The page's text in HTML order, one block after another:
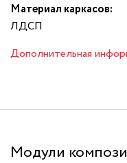
Материал каркасов:
ЛДСП
Дополнительная
Модули